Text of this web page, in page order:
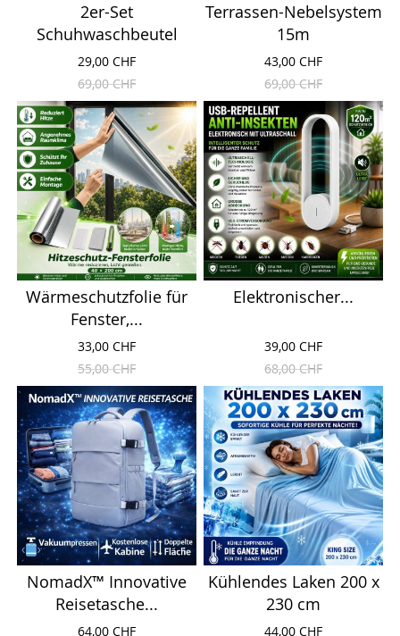
2er-Set
Schuhwaschbeutel
29,00 CHF
69,00 CHF
Terrassen-Nebelsystem
15m
43,00 CHF
69,00 CHF
Wärmeschutzfolie für
Fenster,...
33,00 CHF
55,00 CHF
Elektronischer...
39,00 CHF
68,00 CHF
NomadX™ Innovative
Reisetasche...
64,00 CHF
Kühlendes Laken 200 x
230 cm
44,00 CHF